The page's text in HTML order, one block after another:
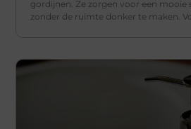
gordijnen. Ze zorgen voor een mooie
zonder de ruimte donker te maken.